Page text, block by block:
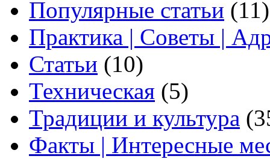
Популярные статьи (11)
Практика | Советы |
Статьи (10)
Техническая (5)
Традиции и культура
Факты | Интересные